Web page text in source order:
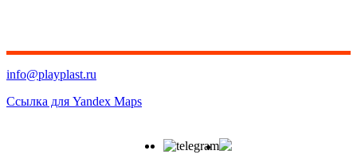
info@playplast.ru
Ссылка для Yandex Maps